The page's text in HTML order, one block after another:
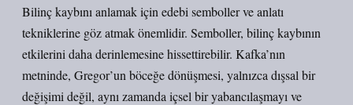
Bilinç kaybını anlamak için edebi semboller ve anlatı
tekniklerine göz atmak önemlidir. Semboller, bilinç kaybının
etkilerini daha derinlemesine hissettirebilir. Kafka’nın
metninde, Gregor’un böceğe dönüşmesi, yalnızca dışsal bir
değişimi değil, aynı zamanda içsel bir yabancılaşmayı ve